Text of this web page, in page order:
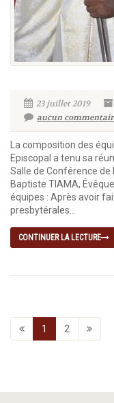
23 juillet 2019
aucun
La composition des
Episcopal a tenu sa
Salle de Conférence de
Baptiste TIAMA,
équipes : Après avoir
presbytérales...
CONTINUER LA LECTURE
1 2